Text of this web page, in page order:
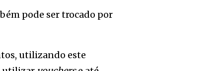
pode ser trocado por
utilizando este